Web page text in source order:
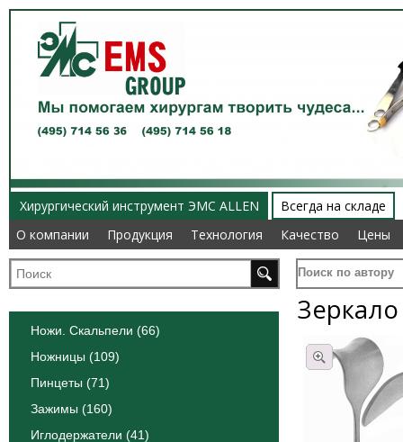
Хирургический инструмент ЭМС ALLEN
О компании
Продукция Технология Качество Цены
Всегда на складе
О компании
Продукция Технология Качество Цены
Поиск по автору
Ножи. Скальпели (66)
Ножницы (109)
Пинцеты (71)
Зажимы (160)
Иглодержатели (41)
Зеркало